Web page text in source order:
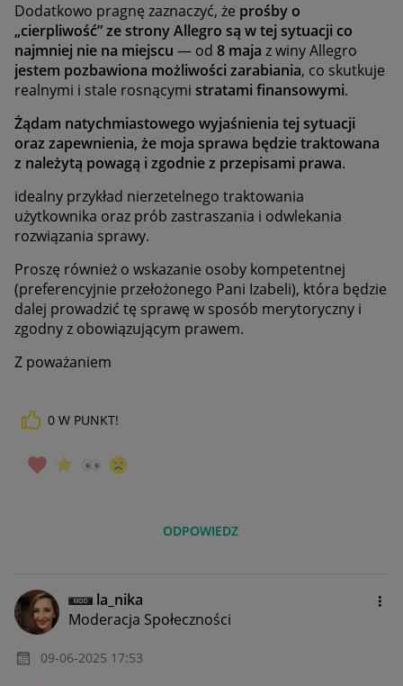
Dodatkowo pragnę zaznaczyć, że prośby o
„cierpliwość” ze strony Allegro są w tej sytuacji co
najmniej nie na miejscu — od 8 maja z winy Allegro
jestem pozbawiona możliwości zarabiania, co skutkuje
realnymi i stale rosnącymi stratami finansowymi.
Żądam natychmiastowego wyjaśnienia tej sytuacji
oraz zapewnienia, że moja sprawa będzie traktowana
z należytą powagą i zgodnie z przepisami prawa.
idealny przykład nierzetelnego traktowania
użytkownika oraz prób zastraszania i odwlekania
rozwiązania sprawy.
Proszę również o wskazanie osoby kompetentnej
(preferencyjnie przełożonego Pani Izabeli), która będzie
dalej prowadzić tę sprawę w sposób merytoryczny i
zgodny z obowiązującym prawem.
Z poważaniem
0 W PUNKT!
ODPOWIEDZ
la_nika
Moderacja Społeczności
‎09-06-2025 17:53